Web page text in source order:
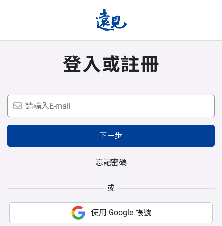
登入或註冊
下一步
忘記密碼
或
使用 Google 帳號